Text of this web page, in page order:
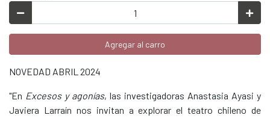
Agregar al carro
NOVEDAD ABRIL 2024
"En Excesos y agonías, las investigadoras Anastasia Ayasi y
Javiera Larraín nos invitan a explorar el teatro chileno de